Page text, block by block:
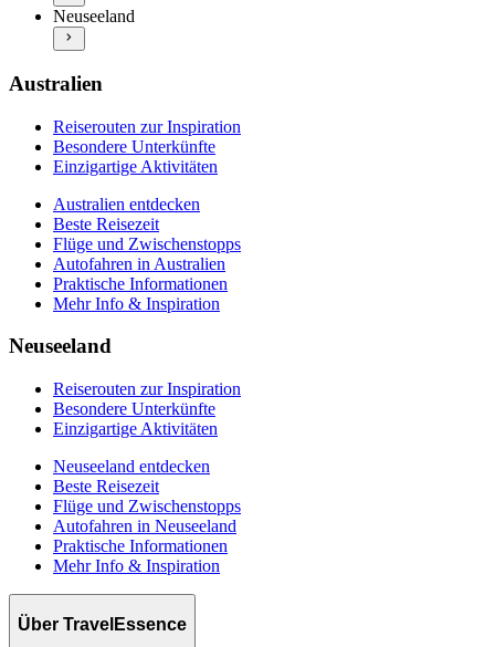
Mehr Info & Inspiration
Beste Reisezeit
Flüge und Zwischenstopps
Praktische Informationen
Neuseeland
Australien
Reiserouten zur Inspiration
Besondere Unterkünfte
Einzigartige Aktivitäten
Australien entdecken
Beste Reisezeit
Flüge und Zwischenstopps
Autofahren in Australien
Praktische Informationen
Mehr Info & Inspiration
Neuseeland
Reiserouten zur Inspiration
Besondere Unterkünfte
Einzigartige Aktivitäten
Neuseeland entdecken
Beste Reisezeit
Flüge und Zwischenstopps
Autofahren in Neuseeland
Praktische Informationen
Mehr Info & Inspiration
Über TravelEssence